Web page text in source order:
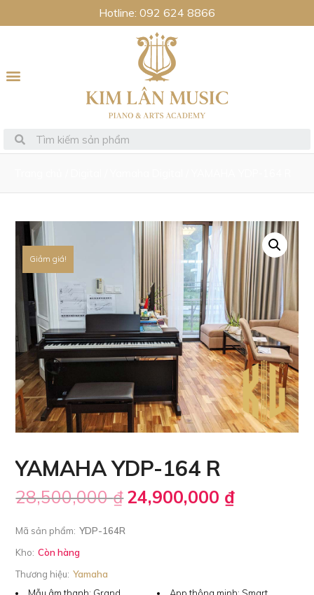
Hotline: 092 624 8866
Giảm giá!
YAMAHA YDP-164 R
28,500,000₫24,900,000 ₫
Mã sản phẩm: YDP-164R
Kho: Còn hàng
Thương hiệu: Yamaha